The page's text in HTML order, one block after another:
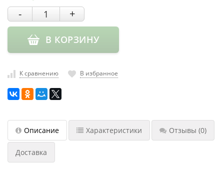
Фрезы и
насадки
Хранение
- +
В КОРЗИНУ
К сравнению В избранное
Описание Характеристики Отзывы (0)
Доставка